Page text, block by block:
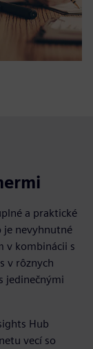
a praktické
je nevyhnutné
v kombinácii s
v rôznych
jedinečnými
Hub
vecí so